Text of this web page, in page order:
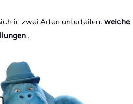
in zwei Arten unterteilen: weiche
.